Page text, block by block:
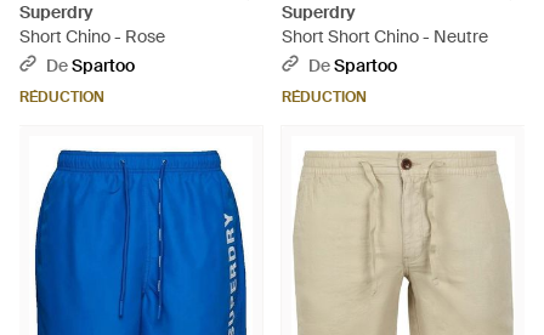
Superdry
Short Chino - Rose
DeSpartoo
RÉDUCTION
Superdry
Short Short Chino - Neutre
DeSpartoo
RÉDUCTION